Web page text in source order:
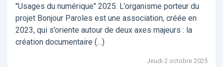
"Usages du numérique" 2025. L’organisme porteur du
projet Bonjour Paroles est une association, créée en
2023, qui s’oriente autour de deux axes majeurs : la
création documentaire (…)
Jeudi 2 octobre 2025